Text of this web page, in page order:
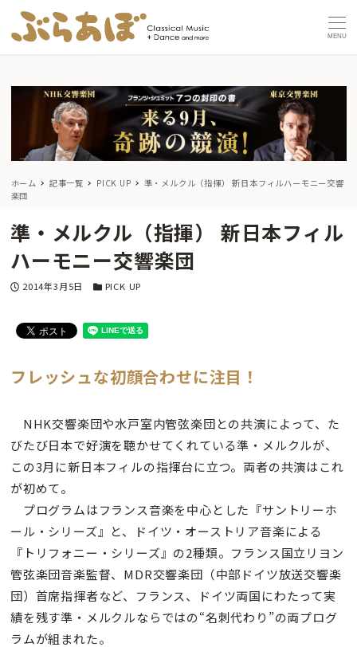
MENU
ホーム 記事一覧 PICK UP
準・メルクル（指揮） 新日本フィルハーモニー交響
楽団
準・メルクル（指揮） 新日本フィル
ハーモニー交響楽団
投稿日
2014年3月5日 カテゴリー
PICK UP
フレッシュな初顔合わせに注目！
NHK交響楽団や水戸室内管弦楽団との共演によって、た
びたび日本で好演を聴かせてくれている準・メルクルが、
この3月に新日本フィルの指揮台に立つ。両者の共演はこれ
が初めて。
プログラムはフランス音楽を中心とした『サントリーホ
ール・シリーズ』と、ドイツ・オーストリア音楽による
『トリフォニー・シリーズ』の2種類。フランス国立リヨン
管弦楽団音楽監督、MDR交響楽団（中部ドイツ放送交響楽
団）首席指揮者など、フランス、ドイツ両国にわたって実
績を残す準・メルクルならではの“名刺代わり”の両プログ
ラムが組まれた。